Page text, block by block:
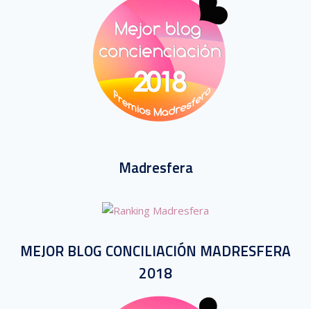
Madresfera
MEJOR BLOG CONCILIACIÓN MADRESFERA
2018